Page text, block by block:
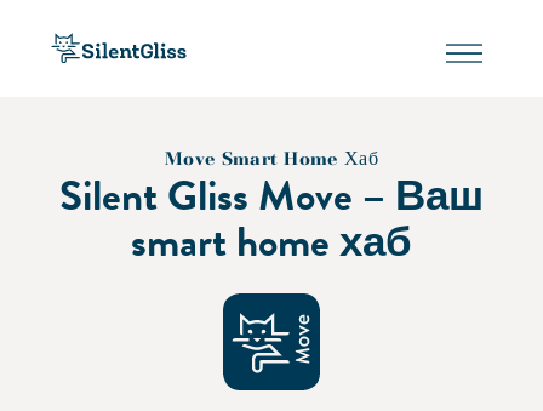
Move Smart Home Хаб
Silent Gliss Move – Ваш
smart home хаб